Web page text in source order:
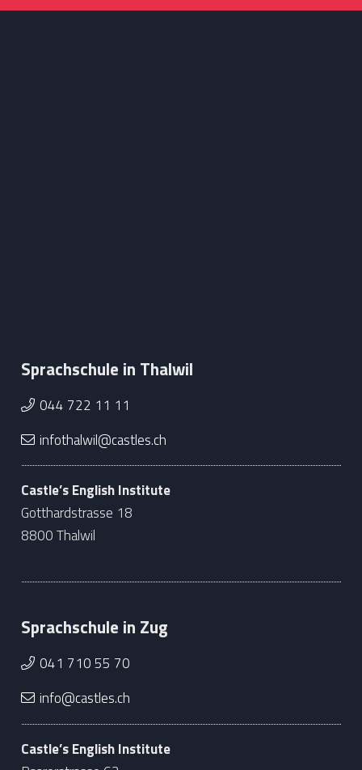
Sprachschule in Thalwil
044 722 11 11
infothalwil@castles.ch
Castle’s English Institute
Gotthardstrasse 18
8800 Thalwil
Sprachschule in Zug
041 710 55 70
info@castles.ch
Castle’s English Institute